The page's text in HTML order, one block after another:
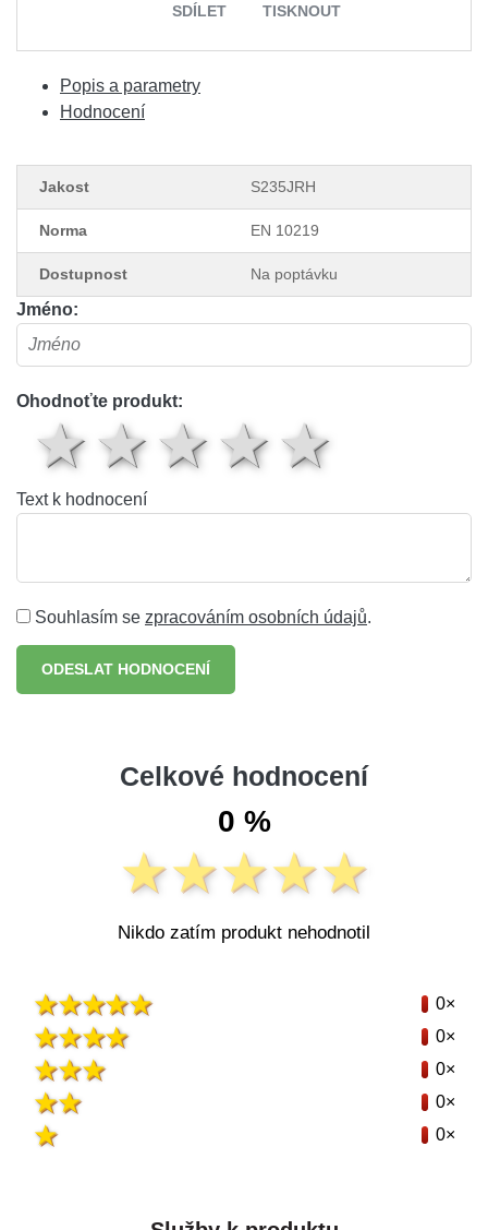
SDÍLET
TISKNOUT
Popis a parametry
Hodnocení
Jakost S235JRH
Norma EN 10219
Dostupnost Na poptávku
Jméno:
Ohodnoťte produkt:
4
3 hvězdy
2 hvězdy
1 hvězda
Text k hodnocení
Souhlasím se zpracováním osobních údajů.
ODESLAT HODNOCENÍ
Celkové hodnocení
0 %
Nikdo zatím produkt nehodnotil
0×
0×
0×
0×
0×